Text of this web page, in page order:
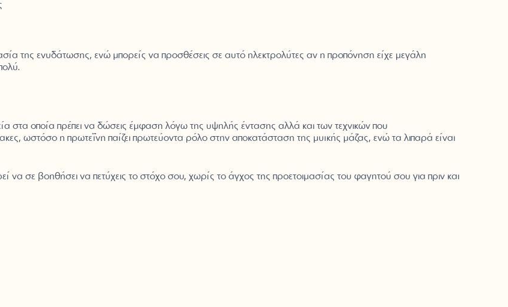
της ενυδάτωσης, ενώ μπορείς να προσθέσεις σε αυτό ηλεκτρολύτες αν η προπόνηση είχε μεγάλη
στα οποία πρέπει να δώσεις έμφαση λόγω της υψηλής έντασης αλλά και των τεχνικών που
ωστόσο η πρωτεΐνη παίζει πρωτεύοντα ρόλο στην αποκατάσταση της μυϊκής μάζας, ενώ τα λιπαρά είναι
να σε βοηθήσει να πετύχεις το στόχο σου, χωρίς το άγχος της προετοιμασίας του φαγητού σου για πριν και